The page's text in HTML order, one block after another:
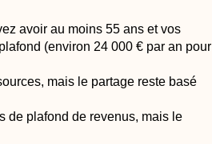
avoir au moins 55 ans et vos
(environ 24 000 € par an pour
mais le partage reste basé
de plafond de revenus, mais le